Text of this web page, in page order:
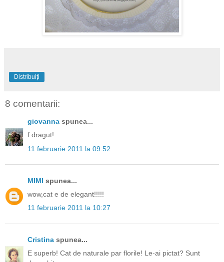
Distribuiți
8 comentarii:
giovanna spunea...
f dragut!
11 februarie 2011 la 09:52
MIMI spunea...
wow,cat e de elegant!!!!!
11 februarie 2011 la 10:27
Cristina spunea...
E superb! Cat de naturale par florile! Le-ai pictat? Sunt